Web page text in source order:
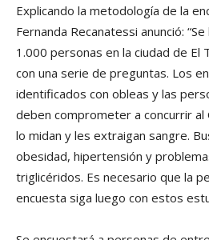
Explicando la metodología de la
Fernanda Recanatessi anunció:
1.000 personas en la ciudad de El
con una serie de preguntas. Los
identificados con obleas y las
deben comprometer a concurrir al
lo midan y les extraigan sangre.
obesidad, hipertensión y
triglicéridos. Es necesario que la
encuesta siga luego con estos